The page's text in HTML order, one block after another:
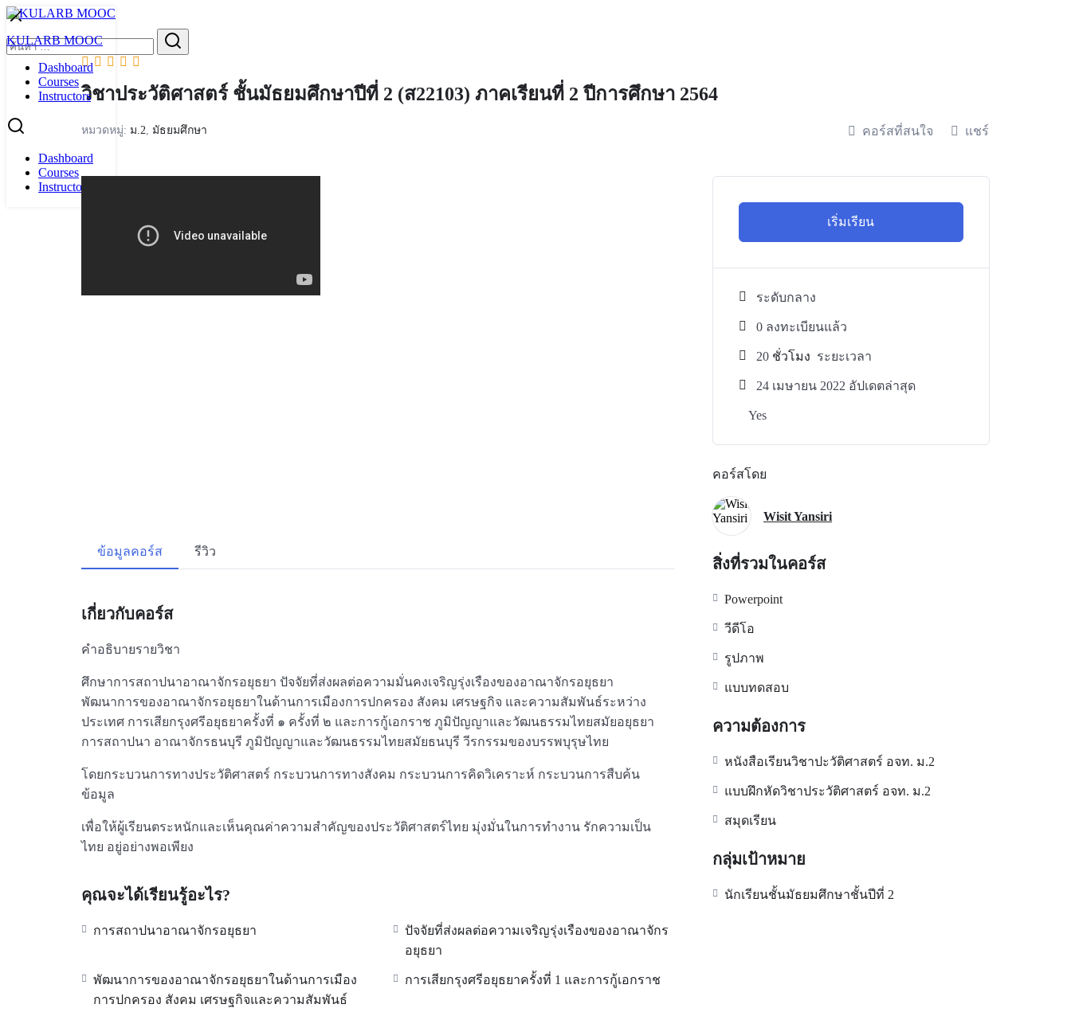
Skip
content
KULARB MOOC
Dashboard
Courses
Instructors
Dashboard
Courses
Instructors
Search
for:
วิชาประวัติศาสตร์ ชั้นมัธยมศึกษาปีที่ 2 (ส22103) ภาคเรียนที่ 2 ปีการศึกษา 2564
หมวดหมู่: ม.2, มัธยมศึกษา คอร์สที่สนใจ แชร์
ข้อมูลคอร์ส รีวิว
เกี่ยวกับคอร์ส
คำอธิบายรายวิชา
ศึกษาการสถาปนาอาณาจักรอยุธยา ปัจจัยที่ส่งผลต่อความมั่นคงเจริญรุ่งเรืองของอาณาจักรอยุธยา
พัฒนาการของอาณาจักรอยุธยาในด้านการเมืองการปกครอง สังคม เศรษฐกิจ และความสัมพันธ์ระหว่าง
ประเทศ การเสียกรุงศรีอยุธยาครั้งที่ ๑ ครั้งที่ ๒ และการกู้เอกราช ภูมิปัญญาและวัฒนธรรมไทยสมัยอยุธยา
การสถาปนา อาณาจักรธนบุรี ภูมิปัญญาและวัฒนธรรมไทยสมัยธนบุรี วีรกรรมของบรรพบุรุษไทย
โดยกระบวนการทางประวัติศาสตร์ กระบวนการทางสังคม กระบวนการคิดวิเคราะห์ กระบวนการสืบค้น
ข้อมูล
เพื่อให้ผู้เรียนตระหนักและเห็นคุณค่าความสําคัญของประวัติศาสตร์ไทย มุ่งมั่นในการทํางาน รักความเป็น
ไทย อยู่อย่างพอเพียง
คุณจะได้เรียนรู้อะไร?
การสถาปนาอาณาจักรอยุธยา
ปัจจัยที่ส่งผลต่อความเจริญรุ่งเรืองของอาณาจักร
อยุธยา
พัฒนาการของอาณาจักรอยุธยาในด้านการเมือง
การปกครอง สังคม เศรษฐกิจและความสัมพันธ์
การเสียกรุงศรีอยุธยาครั้งที่ 1 และการกู้เอกราช
เริ่มเรียน
ระดับกลาง
0 ลงทะเบียนแล้ว
20 ชั่วโมง ระยะเวลา
24 เมษายน 2022 อัปเดตล่าสุด
Yes
คอร์สโดย
Wisit Yansiri
สิ่งที่รวมในคอร์ส
Powerpoint
วีดีโอ
รูปภาพ
แบบทดสอบ
ความต้องการ
หนังสือเรียนวิชาปะวัติศาสตร์ อจท. ม.2
แบบฝึกหัดวิชาประวัติศาสตร์ อจท. ม.2
สมุดเรียน
กลุ่มเป้าหมาย
นักเรียนชั้นมัธยมศึกษาชั้นปีที่ 2